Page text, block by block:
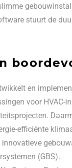
stuurt de
en
voor HVAC-
efficiënte
(GBS).